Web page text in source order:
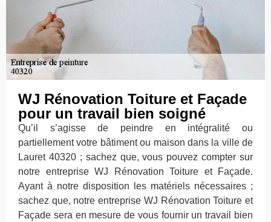
WJ Rénovation Toiture et Façade
pour un travail bien soigné
Qu’il s’agisse de peindre en intégralité ou
partiellement votre bâtiment ou maison dans la ville de
Lauret 40320 ; sachez que, vous pouvez compter sur
notre entreprise WJ Rénovation Toiture et Façade.
Ayant à notre disposition les matériels nécessaires ;
sachez que, notre entreprise WJ Rénovation Toiture et
Façade sera en mesure de vous fournir un travail bien